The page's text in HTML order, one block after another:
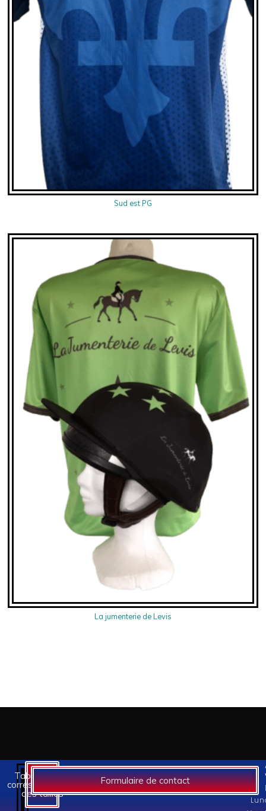
Sud est PG
La jumenterie de Levis
Tableaux des
correspondances
des tailles
Formulaire de contact